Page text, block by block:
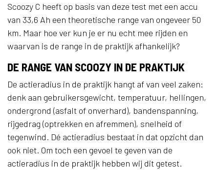
Scoozy C heeft op basis van deze test met een accu
van 33,6 Ah een theoretische range van ongeveer 50
km. Maar hoe ver kun je er nu echt mee rijden en
waarvan is de range in de praktijk afhankelijk?
DE RANGE VAN SCOOZY IN DE PRAKTIJK
De actieradius in de praktijk hangt af van veel zaken:
denk aan gebruikersgewicht, temperatuur, hellingen,
ondergrond (asfalt of onverhard), bandenspanning,
rijgedrag (optrekken en afremmen), snelheid of
tegenwind. Dé actieradius bestaat in dat opzicht dan
ook niet. Om toch een gevoel te geven van de
actieradius in de praktijk hebben wij dit getest.